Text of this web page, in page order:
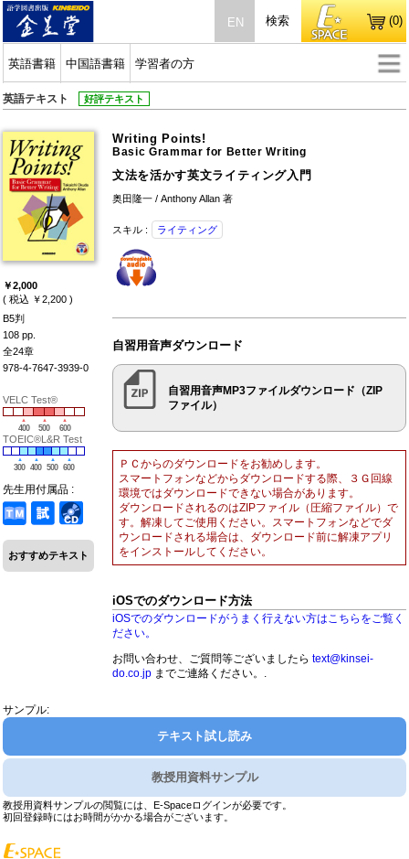
EN
英語書籍 中国語書籍 学習者の方
検索 (0)
英語テキスト 好評テキスト
￥2,000
( 税込 ￥2,200 )
B5判
108 pp.
全24章
978-4-7647-3939-0
VELC Test®
400 500 600
TOEIC®L&R Test
300 400 500 600
先生用付属品 :
おすすめテキスト
Writing Points!
Basic Grammar for Better Writing
文法を活かす英文ライティング入門
奥田隆一 / Anthony Allan 著
スキル : ライティング
自習用音声ダウンロード
自習用音声MP3ファイルダウンロード（ZIP
ファイル）
ＰＣからのダウンロードをお勧めします。
スマートフォンなどからダウンロードする際、３Ｇ回線
環境ではダウンロードできない場合があります。
ダウンロードされるのはZIPファイル（圧縮ファイル）で
す。解凍してご使用ください。スマートフォンなどでダ
ウンロードされる場合は、ダウンロード前に解凍アプリ
をインストールしてください。
iOSでのダウンロード方法
iOSでのダウンロードがうまく行えない方はこちらをご覧く
ださい。
お問い合わせ、ご質問等ございましたら text@kinsei-
do.co.jp までご連絡ください。.
サンプル:
テキスト試し読み
教授用資料サンプル
教授用資料サンプルの閲覧には、E-Spaceログインが必要です。
初回登録時にはお時間がかかる場合がございます。